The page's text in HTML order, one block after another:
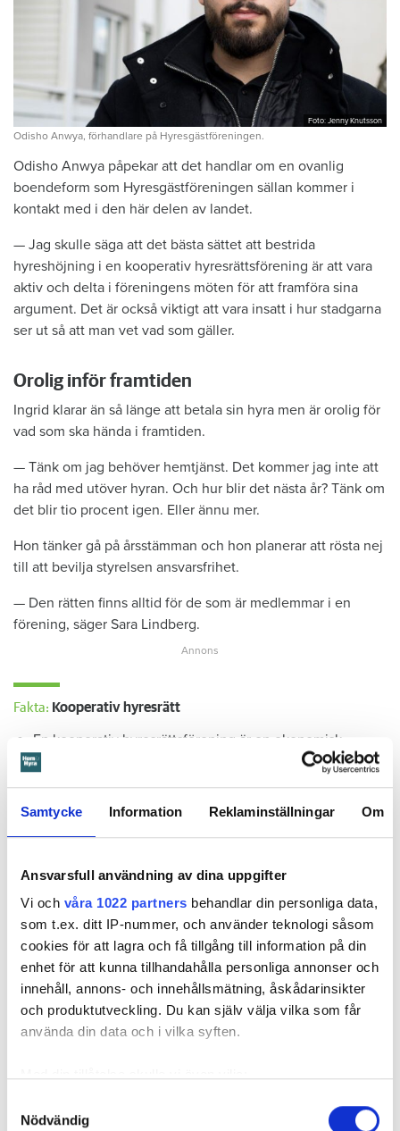
Samtycke Information Reklaminställningar Om
Ansvarsfull användning av dina uppgifter
Vi och våra 1022 partners behandlar din personliga data,
som t.ex. ditt IP-nummer, och använder teknologi såsom
cookies för att lagra och få tillgång till information på din
enhet för att kunna tillhandahålla personliga annonser och
innehåll, annons- och innehållsmätning, åskådarinsikter
och produktutveckling. Du kan själv välja vilka som får
använda din data och i vilka syften.
som kan ha en noggrannhet på upp till flera meter
Nödvändig
Foto: Jenny Knutsson
Odisho Anwya, förhandlare på Hyresgästföreningen.
Odisho Anwya påpekar att det handlar om en ovanlig
boendeform som Hyresgästföreningen sällan kommer i
kontakt med i den här delen av landet.
— Jag skulle säga att det bästa sättet att bestrida
hyreshöjning i en kooperativ hyresrättsförening är att vara
aktiv och delta i föreningens möten för att framföra sina
argument. Det är också viktigt att vara insatt i hur stadgarna
ser ut så att man vet vad som gäller.
Orolig inför framtiden
Ingrid klarar än så länge att betala sin hyra men är orolig för
vad som ska hända i framtiden.
— Tänk om jag behöver hemtjänst. Det kommer jag inte att
ha råd med utöver hyran. Och hur blir det nästa år? Tänk om
det blir tio procent igen. Eller ännu mer.
Hon tänker gå på årsstämman och hon planerar att rösta nej
till att bevilja styrelsen ansvarsfrihet.
— Den rätten finns alltid för de som är medlemmar i en
förening, säger Sara Lindberg.
Fakta: Kooperativ hyresrätt
En kooperativ hyresrättsförening är en ekonomisk
förening som hyr ut lägenheterna till sina medlemmar.
Föreningen är hyresvärd och hyresgästen är medlem i
föreningen.
lägenheten stämmer till stor del överens med vad som
gäller vid vanlig hyra.
Medlemmarna är inte personligt ansvariga för
föreningens skulder, men däremot kan de förlora den
egna insatsen. I Trygga hem i Nässjö är insatsen 200
kronor men den kan vara betydligt högre på andra håll, i
vissa fall 100 000-tals kronor.
Sammanlagt finns omkring 12 000 lägenheter med
Kooperativa Bostadsförening (SKB), som grundades